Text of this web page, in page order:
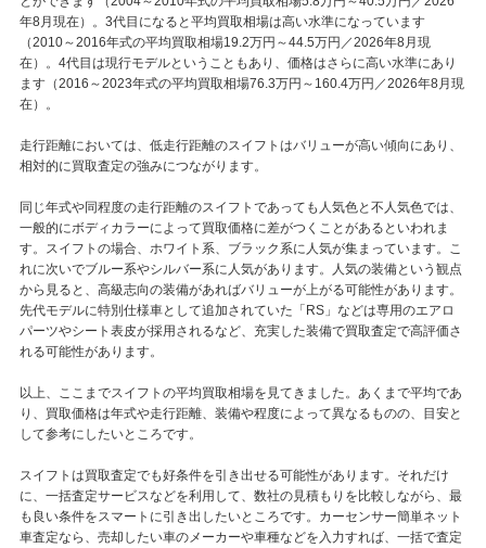
年8月現在）。3代目になると平均買取相場は高い水準になっています
（2010～2016年式の平均買取相場19.2万円～44.5万円／2026年8月現
在）。4代目は現行モデルということもあり、価格はさらに高い水準にあり
ます（2016～2023年式の平均買取相場76.3万円～160.4万円／2026年8月現
在）。
走行距離においては、低走行距離のスイフトはバリューが高い傾向にあり、
相対的に買取査定の強みにつながります。
同じ年式や同程度の走行距離のスイフトであっても人気色と不人気色では、
一般的にボディカラーによって買取価格に差がつくことがあるといわれま
す。スイフトの場合、ホワイト系、ブラック系に人気が集まっています。こ
れに次いでブルー系やシルバー系に人気があります。人気の装備という観点
から見ると、高級志向の装備があればバリューが上がる可能性があります。
先代モデルに特別仕様車として追加されていた「RS」などは専用のエアロ
パーツやシート表皮が採用されるなど、充実した装備で買取査定で高評価さ
れる可能性があります。
以上、ここまでスイフトの平均買取相場を見てきました。あくまで平均であ
り、買取価格は年式や走行距離、装備や程度によって異なるものの、目安と
して参考にしたいところです。
スイフトは買取査定でも好条件を引き出せる可能性があります。それだけ
に、一括査定サービスなどを利用して、数社の見積もりを比較しながら、最
も良い条件をスマートに引き出したいところです。カーセンサー簡単ネット
車査定なら、売却したい車のメーカーや車種などを入力すれば、一括で査定